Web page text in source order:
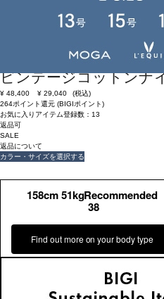
ビンテージコットンナ
¥ 48,400 ¥ 29,040
(税込)
264ポイント還元 (BIGIポイント)
お気に入りアイテム登録数： 13
返品可
SALE
返品について
カラー・サイズを選択する
158cm 51kgRecommended
38
Find out more on your body type